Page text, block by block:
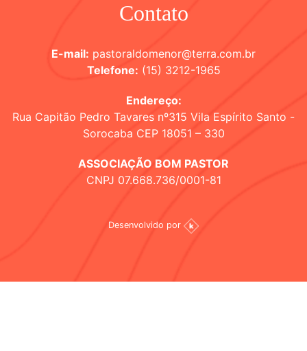
Contato
E-mail: pastoraldomenor@terra.com.br
Telefone: (15) 3212-1965
Endereço:
Rua Capitão Pedro Tavares nº315 Vila Espírito Santo -
Sorocaba CEP 18051 – 330
ASSOCIAÇÃO BOM PASTOR
CNPJ 07.668.736/0001-81
Desenvolvido por